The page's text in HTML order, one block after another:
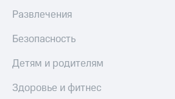
Развлечения
Безопасность
Детям и родителям
Здоровье и фитнес